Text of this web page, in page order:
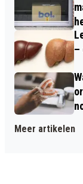
–
Meer artikelen